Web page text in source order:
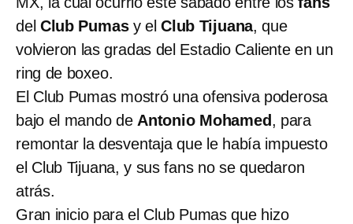
del Club Pumasy elClub Tijuana, que
volvieron las gradas del Estadio Caliente en un
ring de boxeo.
El Club Pumas mostró una ofensiva poderosa
bajo el mando de Antonio Mohamed , para
remontar la desventaja que le había impuesto
el Club Tijuana, y sus fans no se quedaron
atrás.
Gran inicio para el Club Pumas que hizo